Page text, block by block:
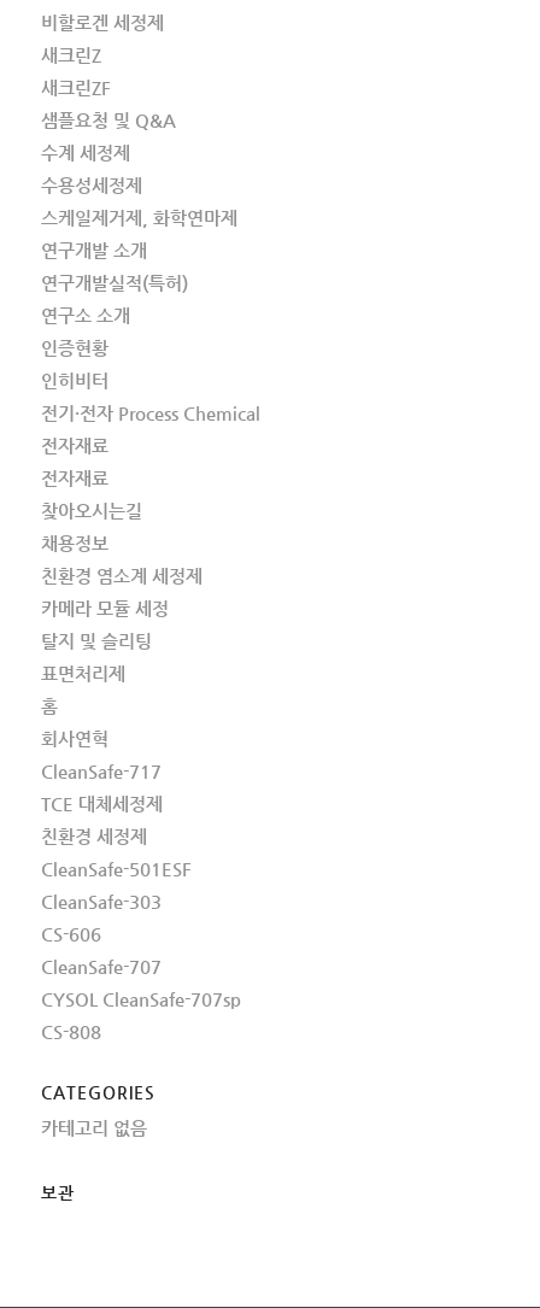
비할로겐 세정제
새크린Z
새크린ZF
샘플요청 및 Q&A
수계 세정제
수용성세정제
스케일제거제, 화학연마제
연구개발 소개
연구개발실적(특허)
연구소 소개
인증현황
인히비터
전기·전자 Process Chemical
전자재료
전자재료
찾아오시는길
채용정보
친환경 염소계 세정제
카메라 모듈 세정
탈지 및 슬리팅
표면처리제
홈
회사연혁
CleanSafe-717
TCE 대체세정제
친환경 세정제
CleanSafe-501ESF
CleanSafe-303
CS-606
CleanSafe-707
CYSOL CleanSafe-707sp
CS-808
CATEGORIES
카테고리 없음
보관